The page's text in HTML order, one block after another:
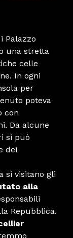
Palazzo
una stretta
celle
In ogni
per
poteva
con
Da alcune
si può
dei
si visitano gli
alla
Repubblica.